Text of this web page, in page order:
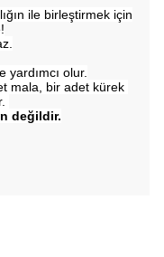
ile birleştirmek için
olur.
mala, bir adet kürek
değildir.